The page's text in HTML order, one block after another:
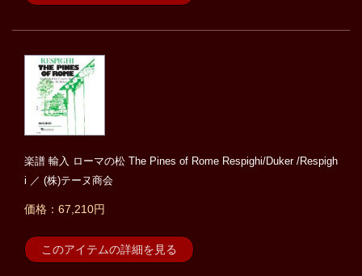
楽譜 輸入 ローマの松 The Pines of Rome Respighi/Duker /Respigh
i ／ (株)テーヌ商会
価格：67,210円
このアイテムの詳細を見る